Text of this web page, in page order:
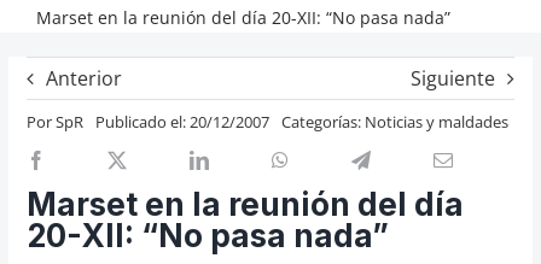
Artículos
Crítica
Previos de ópera
Cosas de Beckmesser
Marset en la reunión del día 20-XII: “No pasa nada”
Anterior Siguiente
PorSpR Publicado el: 20/12/2007 Categorías: Noticias y maldades
Marset en la reunión del día
20-XII: “No pasa nada”